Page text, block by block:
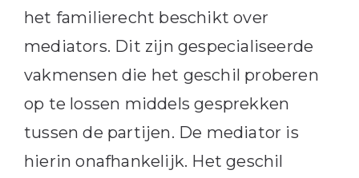
het familierecht beschikt over
mediators. Dit zijn gespecialiseerde
vakmensen die het geschil proberen
op te lossen middels gesprekken
tussen de partijen. De mediator is
hierin onafhankelijk. Het geschil